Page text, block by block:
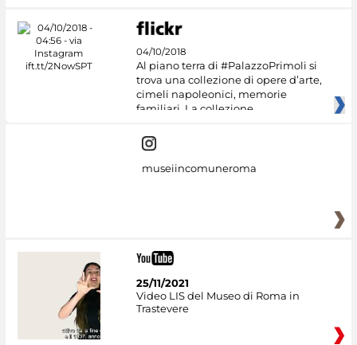
04/10/2018
Al piano terra di #PalazzoPrimoli si
trova una collezione di opere d’arte,
cimeli napoleonici, memorie
familiari. La collezione
museiincomuneroma
25/11/2021
Video LIS del Museo di Roma in
Trastevere